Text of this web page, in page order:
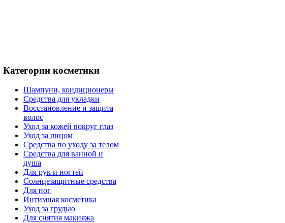
Категории косметики
Шампуни, кондиционеры
Средства для укладки
Восстановление и защита
волос
Уход за кожей вокруг глаз
Уход за лицом
Средства по уходу за телом
Средства для ванной и
душа
Для рук и ногтей
Солнцезащитные средства
Для ног
Интимная косметика
Уход за грудью
Для снятия макияжа